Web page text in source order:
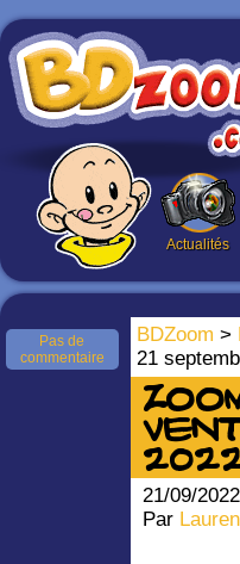
Actualités
BDZoom >
21
Pas de
commentaire
21/09/2022
Par